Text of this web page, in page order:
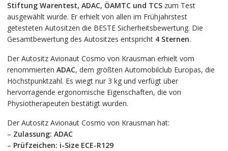
Stiftung Warentest, ADAC, ÖAMTC und TCSzum Test
ausgewählt wurde. Er erhielt von allen im Frühjahrstest
getesteten Autositzen die BESTE Sicherheitsbewertung. Die
Gesamtbewertung des Autositzes entspricht 4 Sternen.
Der Autositz Avionaut Cosmo von Krausman erhielt vom
renommierten ADAC, dem größten Automobilclub Europas, die
Höchstpunktzahl. Es wiegt nur 3 kg und verfügt über
hervorragende ergonomische Eigenschaften, die von
Physiotherapeuten bestätigt wurden.
Der Autositz Avionaut Cosmo von Krausman hat:
– Zulassung: ADAC
– Prüfzeichen: i-Size ECE-R129